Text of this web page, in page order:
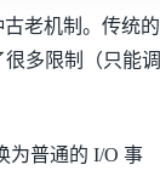
老机制。传统的
很多限制（只能调
为普通的 I/O 事